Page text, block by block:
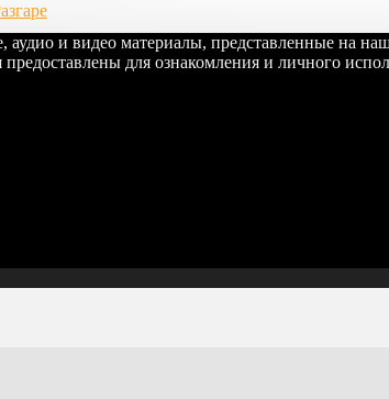
аудио и видео материалы, представленные на
для ознакомления и личного